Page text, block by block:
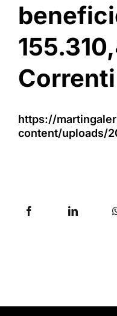
https://
content/uploads/